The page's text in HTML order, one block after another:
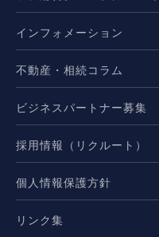
インフォメーション
不動産・相続コラム
ビジネスパートナー募集
採用情報（リクルート）
個人情報保護方針
リンク集